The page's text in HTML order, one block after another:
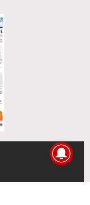
directamente en